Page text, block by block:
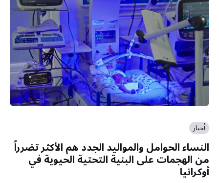
أخبار
النساء الحوامل والمواليد الجدد هم الأكثر تضرراً
من الهجمات على البنية التحتية الحيوية في
أوكرانيا